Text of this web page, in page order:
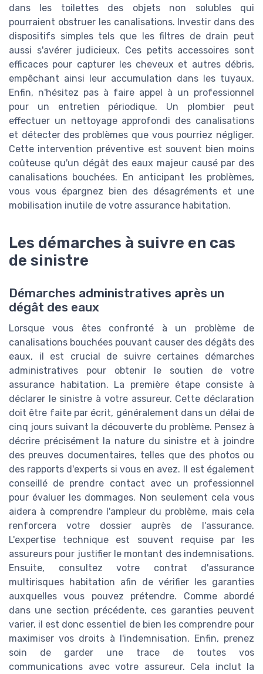
dans les toilettes des objets non solubles qui
pourraient obstruer les canalisations. Investir dans des
dispositifs simples tels que les filtres de drain peut
aussi s'avérer judicieux. Ces petits accessoires sont
efficaces pour capturer les cheveux et autres débris,
empêchant ainsi leur accumulation dans les tuyaux.
Enfin, n'hésitez pas à faire appel à un professionnel
pour un entretien périodique. Un plombier peut
effectuer un nettoyage approfondi des canalisations
et détecter des problèmes que vous pourriez négliger.
Cette intervention préventive est souvent bien moins
coûteuse qu'un dégât des eaux majeur causé par des
canalisations bouchées. En anticipant les problèmes,
vous vous épargnez bien des désagréments et une
mobilisation inutile de votre assurance habitation.
Les démarches à suivre en cas
de sinistre
Démarches administratives après un
dégât des eaux
Lorsque vous êtes confronté à un problème de
canalisations bouchées pouvant causer des dégâts des
eaux, il est crucial de suivre certaines démarches
administratives pour obtenir le soutien de votre
assurance habitation. La première étape consiste à
déclarer le sinistre à votre assureur. Cette déclaration
doit être faite par écrit, généralement dans un délai de
cinq jours suivant la découverte du problème. Pensez à
décrire précisément la nature du sinistre et à joindre
des preuves documentaires, telles que des photos ou
des rapports d'experts si vous en avez. Il est également
conseillé de prendre contact avec un professionnel
pour évaluer les dommages. Non seulement cela vous
aidera à comprendre l'ampleur du problème, mais cela
renforcera votre dossier auprès de l'assurance.
L'expertise technique est souvent requise par les
assureurs pour justifier le montant des indemnisations.
Ensuite, consultez votre contrat d'assurance
multirisques habitation afin de vérifier les garanties
auxquelles vous pouvez prétendre. Comme abordé
dans une section précédente, ces garanties peuvent
varier, il est donc essentiel de bien les comprendre pour
maximiser vos droits à l'indemnisation. Enfin, prenez
soin de garder une trace de toutes vos
communications avec votre assureur. Cela inclut la